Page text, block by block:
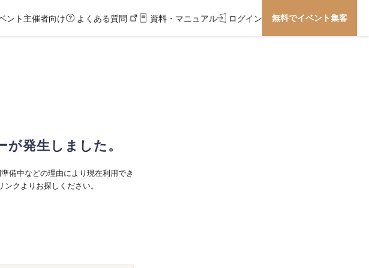
ント主催者向け よくある質問 資料・マニュアル ログイン 無料でイベント集客
発生しました。
備中などの理由により現在利用でき
クよりお探しください。